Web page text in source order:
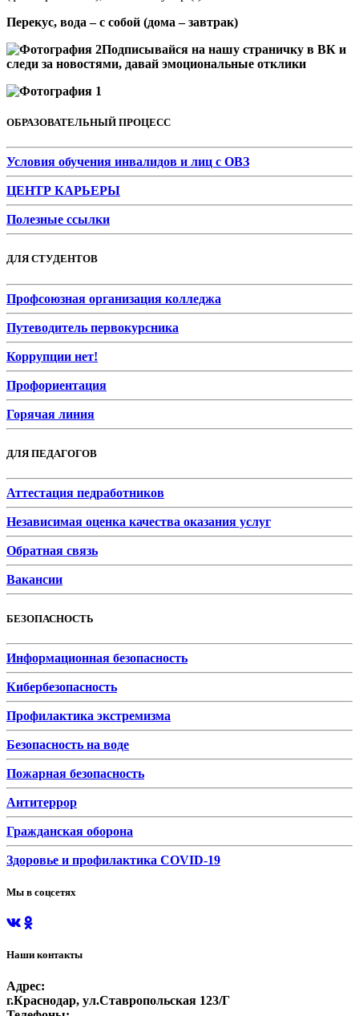
Перекус, вода – с собой (дома – завтрак)
Подписывайся на нашу страничку в ВК и
следи за новостями, давай эмоциональные отклики
ОБРАЗОВАТЕЛЬНЫЙ ПРОЦЕСС
Условия обучения инвалидов и лиц с ОВЗ
ЦЕНТР КАРЬЕРЫ
Полезные ссылки
ДЛЯ СТУДЕНТОВ
Профсоюзная организация колледжа
Путеводитель первокурсника
Коррупции нет!
Профориентация
Горячая линия
ДЛЯ ПЕДАГОГОВ
Аттестация педработников
Независимая оценка качества оказания услуг
Обратная связь
Вакансии
БЕЗОПАСНОСТЬ
Информационная безопасность
Кибербезопасность
Профилактика экстремизма
Безопасность на воде
Пожарная безопасность
Антитеррор
Гражданская оборона
Здоровье и профилактика COVID-19
Мы в соцсетях
Наши контакты
Адрес:
г.Краснодар, ул.Ставропольская 123/Г